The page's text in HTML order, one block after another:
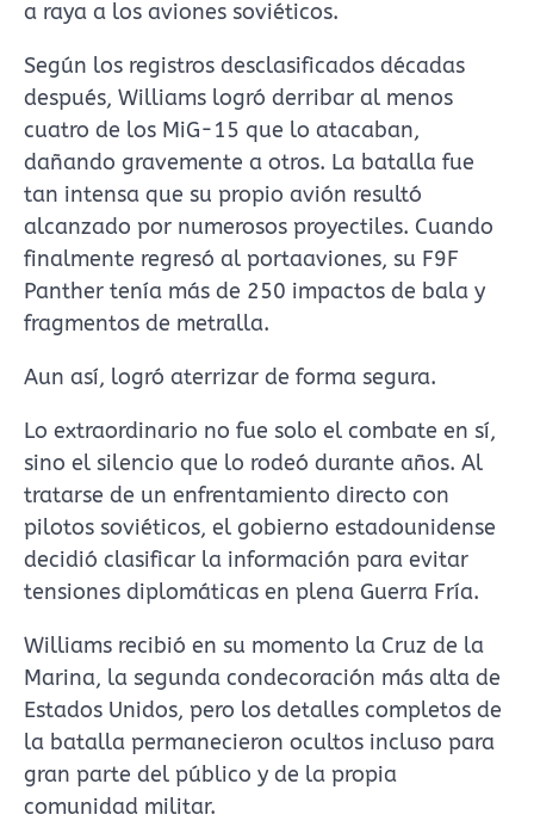
a raya a los aviones soviéticos.
Según los registros desclasificados décadas
después, Williams logró derribar al menos
cuatro de los MiG-15 que lo atacaban,
dañando gravemente a otros. La batalla fue
tan intensa que su propio avión resultó
alcanzado por numerosos proyectiles. Cuando
finalmente regresó al portaaviones, su F9F
Panther tenía más de 250 impactos de bala y
fragmentos de metralla.
Aun así, logró aterrizar de forma segura.
Lo extraordinario no fue solo el combate en sí,
sino el silencio que lo rodeó durante años. Al
tratarse de un enfrentamiento directo con
pilotos soviéticos, el gobierno estadounidense
decidió clasificar la información para evitar
tensiones diplomáticas en plena Guerra Fría.
Williams recibió en su momento la Cruz de la
Marina, la segunda condecoración más alta de
Estados Unidos, pero los detalles completos de
la batalla permanecieron ocultos incluso para
gran parte del público y de la propia
comunidad militar.